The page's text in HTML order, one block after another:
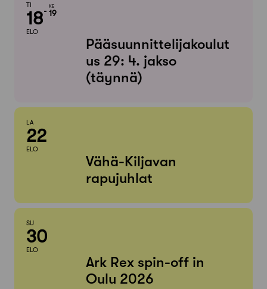
TI
18
ELO
KE
19
Pääsuunnittelijakoulut
us 29: 4. jakso
(täynnä)
LA
22
ELO
Vähä-Kiljavan
rapujuhlat
SU
30
ELO
Ark Rex spin-off in
Oulu 2026